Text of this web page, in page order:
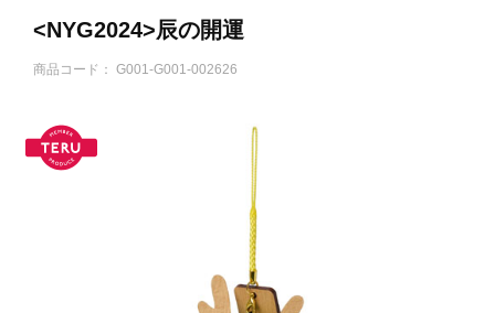
<NYG2024>辰の開運
商品コード： G001-G001-002626